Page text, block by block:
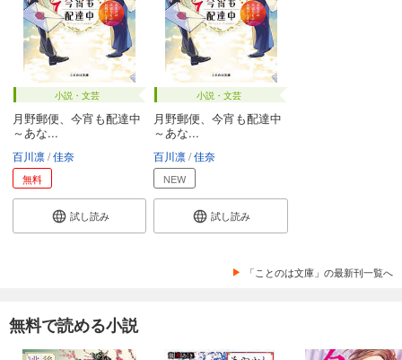
小説・文芸
月野郵便、今宵も配達中
～あな...
百川凛 佳奈
無料
試し読み
小説・文芸
月野郵便、今宵も配達中
～あな...
百川凛 佳奈
NEW
試し読み
「ことのは文庫」の最新刊一覧へ
無料で読める小説